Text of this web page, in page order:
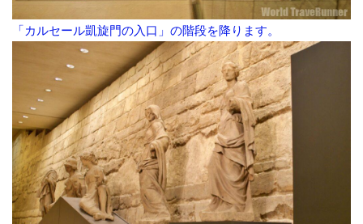
「カルセール凱旋門の入口」の階段を降ります。